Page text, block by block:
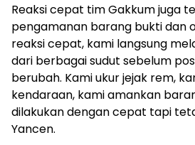
Reaksi cepat tim Gakkum juga
pengamanan barang bukti dan
reaksi cepat, kami langsung
dari berbagai sudut sebelum
berubah. Kami ukur jejak rem,
kendaraan, kami amankan
dilakukan dengan cepat tapi
Yancen.